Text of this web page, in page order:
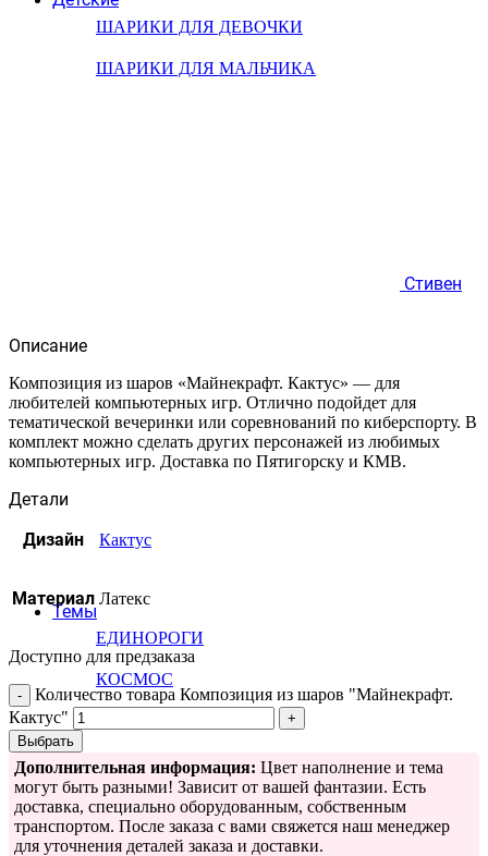
ШАРИКИ ДЛЯ ДЕВОЧКИ
ШАРИКИ ДЛЯ МАЛЬЧИКА
Темы
ЕДИНОРОГИ
КОСМОС
МОРЕ
ОСКОРБЛЕНИЯ
СПОРТ
Стивен
Описание
Композиция из шаров «Майнекрафт. Кактус» — для
любителей компьютерных игр. Отлично подойдет для
тематической вечеринки или соревнований по киберспорту. В
комплект можно сделать других персонажей из любимых
компьютерных игр. Доставка по Пятигорску и КМВ.
Детали
Дизайн
Кактус
Материал Латекс
Доступно для предзаказа
Количество товара Композиция из шаров "Майнекрафт.
Кактус"
Выбрать
Дополнительная информация: Цвет наполнение и тема
могут быть разными! Зависит от вашей фантазии. Есть
доставка, специально оборудованным, собственным
транспортом. После заказа с вами свяжется наш менеджер
для уточнения деталей заказа и доставки.